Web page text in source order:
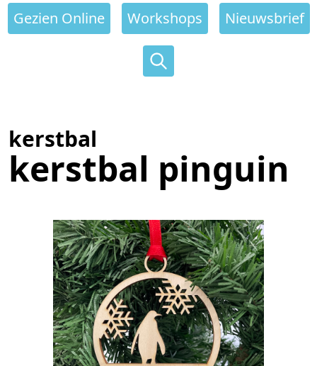
Gezien Online Workshops Nieuwsbrief
kerstbal
kerstbal pinguin